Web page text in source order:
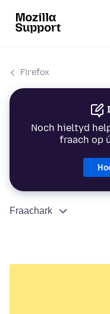
Firefox
Noch hieltyd
fraach op
Fraachark